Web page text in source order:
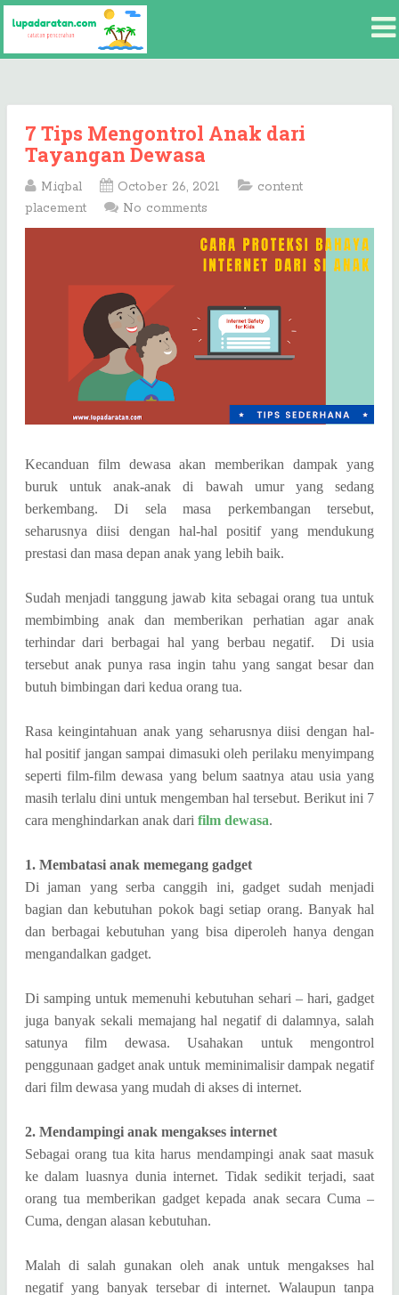
7 Tips Mengontrol Anak dari
Tayangan Dewasa
M.iqbal October 26, 2021
content
placement
No comments
Kecanduan film dewasa akan memberikan dampak yang
buruk untuk anak-anak di bawah umur yang sedang
berkembang. Di sela masa perkembangan tersebut,
seharusnya diisi dengan hal-hal positif yang mendukung
prestasi dan masa depan anak yang lebih baik.
Sudah menjadi tanggung jawab kita sebagai orang tua untuk
membimbing anak dan memberikan perhatian agar anak
terhindar dari berbagai hal yang berbau negatif. Di usia
tersebut anak punya rasa ingin tahu yang sangat besar dan
butuh bimbingan dari kedua orang tua.
Rasa keingintahuan anak yang seharusnya diisi dengan hal-
hal positif jangan sampai dimasuki oleh perilaku menyimpang
seperti film-film dewasa yang belum saatnya atau usia yang
masih terlalu dini untuk mengemban hal tersebut.Berikut ini 7
cara menghindarkan anak dari film dewasa.
1. Membatasi anak memegang gadget
Di jaman yang serba canggih ini, gadget sudah menjadi
bagian dan kebutuhan pokok bagi setiap orang. Banyak hal
dan berbagai kebutuhan yang bisa diperoleh hanya dengan
mengandalkan gadget.
Di samping untuk memenuhi kebutuhan sehari – hari, gadget
juga banyak sekali memajang hal negatif di dalamnya, salah
satunya film dewasa. Usahakan untuk mengontrol
penggunaan gadget anak untuk meminimalisir dampak negatif
dari film dewasa yang mudah di akses di internet.
2. Mendampingi anak mengakses internet
Sebagai orang tua kita harus mendampingi anak saat masuk
ke dalam luasnya dunia internet. Tidak sedikit terjadi, saat
orang tua memberikan gadget kepada anak secara Cuma –
Cuma, dengan alasan kebutuhan.
Malah di salah gunakan oleh anak untuk mengakses hal
negatif yang banyak tersebar di internet. Walaupun tanpa